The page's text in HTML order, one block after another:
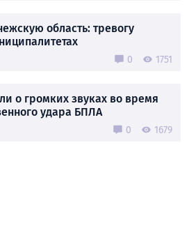
область: тревогу
0 1751
о громких звуках во время
удара БПЛА
0 1679